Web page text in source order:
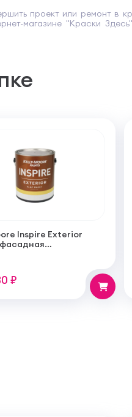
проект или ремонт в
магазине "Краски
Inspire Exterior
ультра
₽